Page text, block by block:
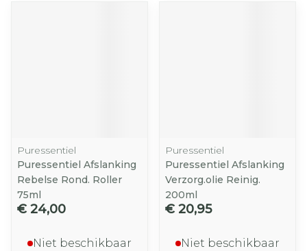
Puressentiel
Puressentiel Afslanking
Rebelse Rond. Roller
75ml
€ 24,00
Niet beschikbaar
Puressentiel
Puressentiel Afslanking
Verzorg.olie Reinig.
200ml
€ 20,95
Niet beschikbaar